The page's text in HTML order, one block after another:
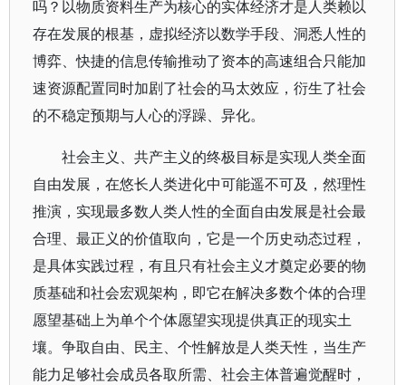
吗？以物质资料生产为核心的实体经济才是人类赖以
存在发展的根基，虚拟经济以数学手段、洞悉人性的
博弈、快捷的信息传输推动了资本的高速组合只能加
速资源配置同时加剧了社会的马太效应，衍生了社会
的不稳定预期与人心的浮躁、异化。
社会主义、共产主义的终极目标是实现人类全面
自由发展，在悠长人类进化中可能遥不可及，然理性
推演，实现最多数人类人性的全面自由发展是社会最
合理、最正义的价值取向，它是一个历史动态过程，
是具体实践过程，有且只有社会主义才奠定必要的物
质基础和社会宏观架构，即它在解决多数个体的合理
愿望基础上为单个个体愿望实现提供真正的现实土
壤。争取自由、民主、个性解放是人类天性，当生产
能力足够社会成员各取所需、社会主体普遍觉醒时，